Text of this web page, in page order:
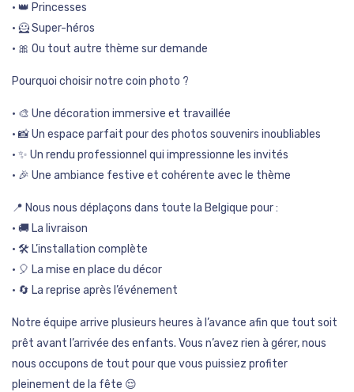
• 👑 Princesses
• 🦸 Super-héros
• 🎀 Ou tout autre thème sur demande
Pourquoi choisir notre coin photo ?
• 🎨 Une décoration immersive et travaillée
• 📸 Un espace parfait pour des photos souvenirs inoubliables
• ✨ Un rendu professionnel qui impressionne les invités
• 🎉 Une ambiance festive et cohérente avec le thème
📍 Nous nous déplaçons dans toute la Belgique pour :
• 🚚 La livraison
• 🛠️ L’installation complète
• 🎈 La mise en place du décor
• 🔄 La reprise après l’événement
Notre équipe arrive plusieurs heures à l’avance afin que tout soit
prêt avant l’arrivée des enfants. Vous n’avez rien à gérer, nous
nous occupons de tout pour que vous puissiez profiter
pleinement de la fête 😌